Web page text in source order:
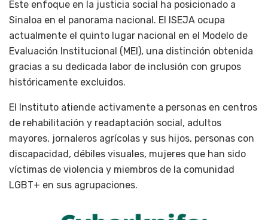
Este enfoque en la justicia social ha posicionado a
Sinaloa en el panorama nacional. El ISEJA ocupa
actualmente el quinto lugar nacional en el Modelo de
Evaluación Institucional (MEI), una distinción obtenida
gracias a su dedicada labor de inclusión con grupos
históricamente excluidos.
El Instituto atiende activamente a personas en centros
de rehabilitación y readaptación social, adultos
mayores, jornaleros agrícolas y sus hijos, personas con
discapacidad, débiles visuales, mujeres que han sido
víctimas de violencia y miembros de la comunidad
LGBT+ en sus agrupaciones.